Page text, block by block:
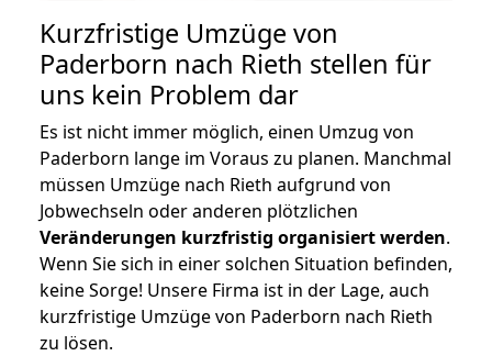
Kurzfristige Umzüge von
Paderborn nach Rieth stellen für
uns kein Problem dar
Es ist nicht immer möglich, einen Umzug von
Paderborn lange im Voraus zu planen. Manchmal
müssen Umzüge nach Rieth aufgrund von
Jobwechseln oder anderen plötzlichen
Veränderungen kurzfristig organisiert werden.
Wenn Sie sich in einer solchen Situation befinden,
keine Sorge! Unsere Firma ist in der Lage, auch
kurzfristige Umzüge von Paderborn nach Rieth
zu lösen.